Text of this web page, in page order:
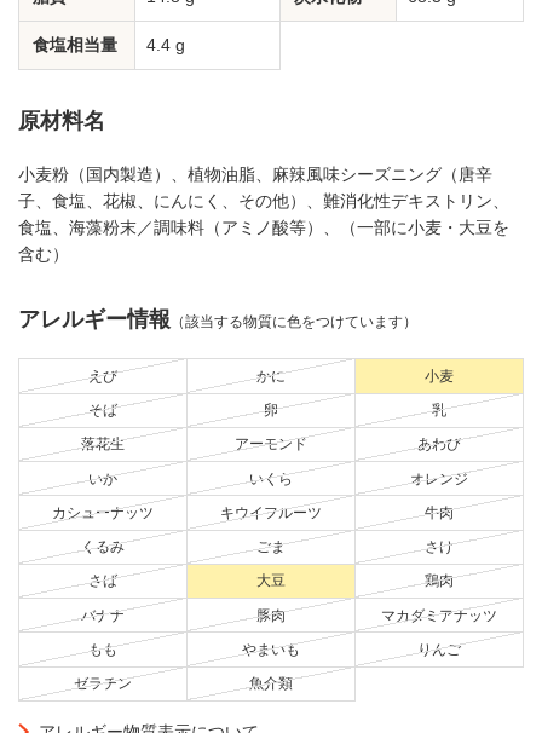
食塩相当量 4.4 g
原材料名
小麦粉（国内製造）、植物油脂、麻辣風味シーズニング（唐辛
子、食塩、花椒、にんにく、その他）、難消化性デキストリン、
食塩、海藻粉末／調味料（アミノ酸等）、（一部に小麦・大豆を
含む）
アレルギー情報 （該当する物質に色をつけています）
えび かに 小麦
そば 卵 乳
落花生 アーモンド あわび
いか いくら オレンジ
カシューナッツ キウイフルーツ 牛肉
くるみ ごま さけ
さば 大豆 鶏肉
バナナ 豚肉 マカダミアナッツ
もも やまいも りんご
ゼラチン 魚介類